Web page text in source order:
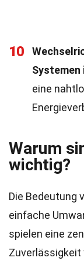
10
eine
Warum
wichtig?
Die Bedeutung
einfache
spielen eine
Zuverlässigkeit